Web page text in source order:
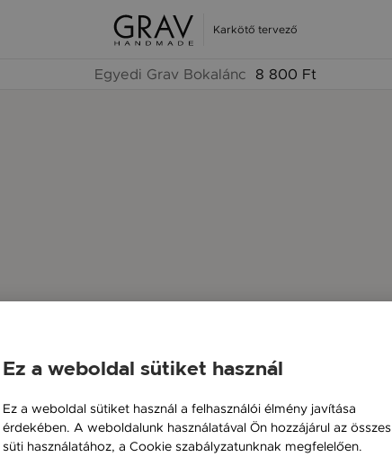
Karkötő tervező
Egyedi Grav Bokalánc 8 800 Ft
Ez a weboldal sütiket használ
Ez a weboldal sütiket használ a felhasználói élmény javítása
érdekében. A weboldalunk használatával Ön hozzájárul az összes
süti használatához, a Cookie szabályzatunknak megfelelően.